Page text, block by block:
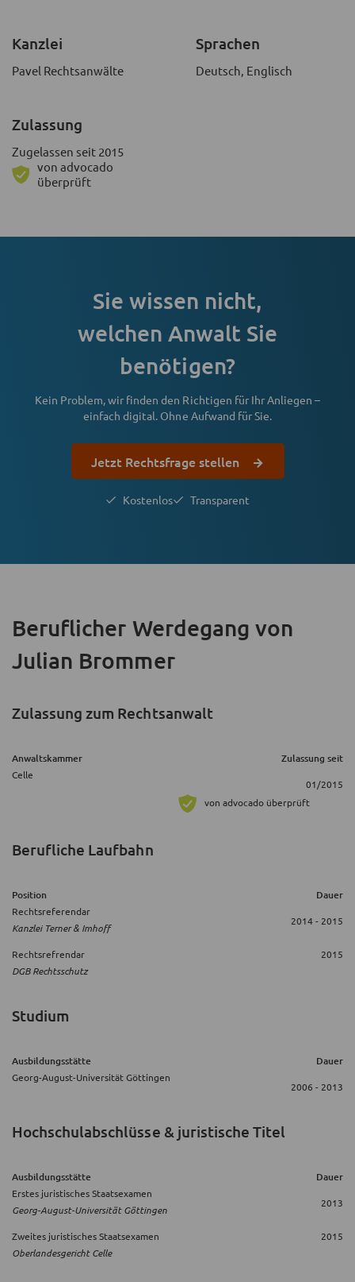
Kanzlei
Pavel Rechtsanwälte
Sprachen
Deutsch, Englisch
Zulassung
Zugelassen seit 2015
von advocado
überprüft
Sie wissen nicht,
welchen Anwalt Sie
benötigen?
Kein Problem, wir finden den Richtigen für Ihr Anliegen –
einfach digital. Ohne Aufwand für Sie.
Jetzt Rechtsfrage stellen
Kostenlos Transparent
Beruflicher Werdegang von
Julian Brommer
Zulassung zum Rechtsanwalt
Anwaltskammer Zulassung seit
Celle
01/2015
von advocado überprüft
Berufliche Laufbahn
Position Dauer
Rechtsreferendar
Kanzlei Terner & Imhoff
2014 - 2015
Rechtsrefrendar
DGB Rechtsschutz
2015
Studium
Ausbildungsstätte Dauer
Georg-August-Universität Göttingen
2006 - 2013
Hochschulabschlüsse & juristische Titel
Ausbildungsstätte Dauer
Erstes juristisches Staatsexamen
Georg-August-Universität Göttingen
2013
Zweites juristisches Staatsexamen
Oberlandesgericht Celle
2015